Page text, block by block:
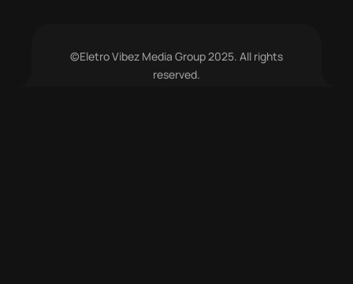
©Eletro Vibez Media Group 2025. All rights
reserved.